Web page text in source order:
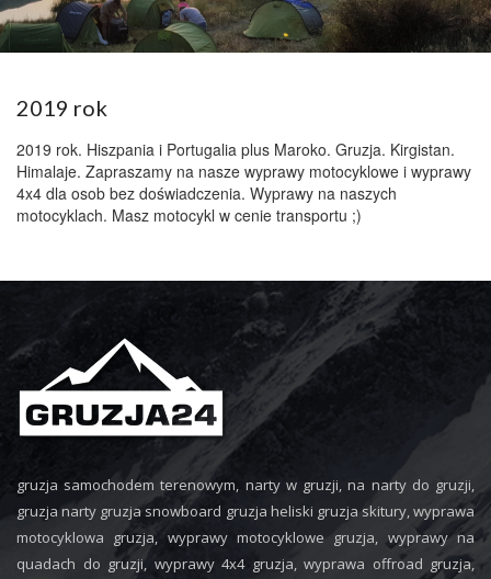
2019 rok
2019 rok. Hiszpania i Portugalia plus Maroko. Gruzja. Kirgistan.
Himalaje. Zapraszamy na nasze wyprawy motocyklowe i wyprawy
4x4 dla osob bez doświadczenia. Wyprawy na naszych
motocyklach. Masz motocykl w cenie transportu ;)
gruzja samochodem terenowym, narty w gruzji, na narty do gruzji,
gruzja narty gruzja snowboard gruzja heliski gruzja skitury, wyprawa
motocyklowa gruzja, wyprawy motocyklowe gruzja, wyprawy na
quadach do gruzji, wyprawy 4x4 gruzja, wyprawa offroad gruzja,